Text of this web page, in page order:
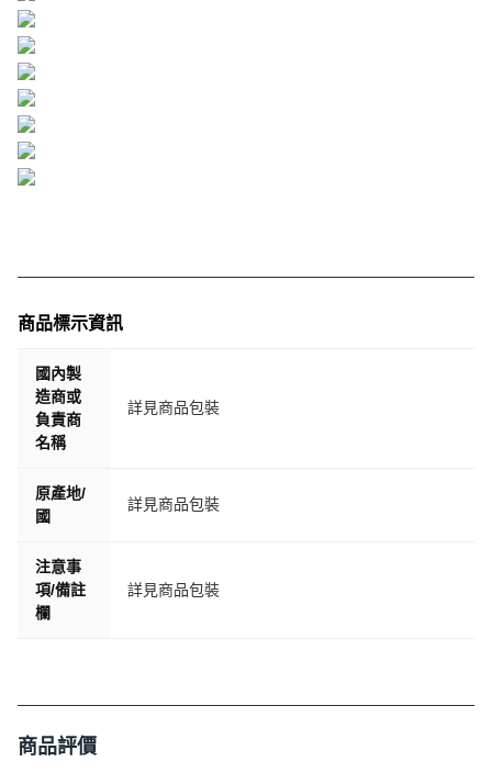
商品標示資訊
國內製
造商或
負責商
名稱
詳見商品包裝
原產地/
國
詳見商品包裝
注意事
項/備註
欄
詳見商品包裝
商品評價